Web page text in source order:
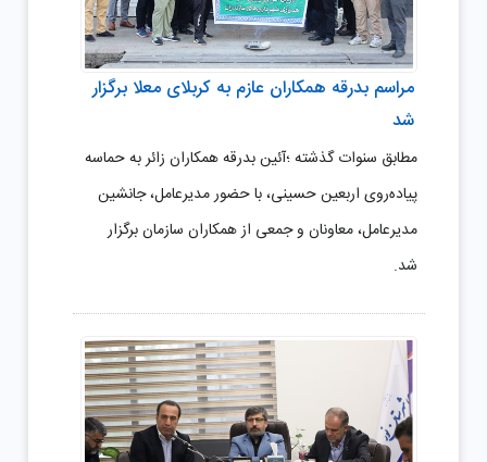
مراسم بدرقه همکاران عازم به کربلای معلا برگزار
شد
مطابق سنوات گذشته ؛آئین بدرقه همکاران زائر به حماسه
پیاده‌روی اربعین حسینی، با حضور مدیرعامل، جانشین
مدیرعامل، معاونان و جمعی از همکاران سازمان برگزار
شد.